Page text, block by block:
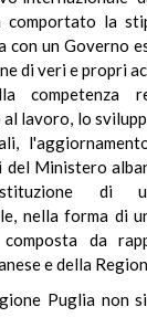
comportato la
con un Governo
di veri e propri
competenza
lavoro, lo
del Ministero
di
nella forma di
composta da
e della
Puglia non